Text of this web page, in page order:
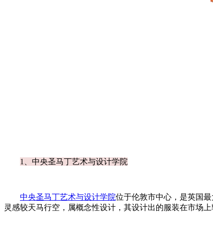
1、中央圣马丁艺术与设计学院
中央圣马丁艺术与设计学院位于伦敦市中心，是英国
灵感较天马行空，属概念性设计，其设计出的服装在市场上